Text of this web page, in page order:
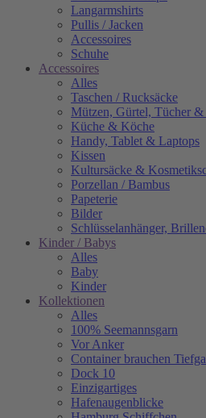
Langarmshirts
Pullis / Jacken
Accessoires
Schuhe
Accessoires
Alles
Taschen / Rucksäcke
Mützen, Gürtel, Tücher &
Küche & Köche
Handy, Tablet & Laptops
Kissen
Kultursäcke &
Porzellan / Bambus
Papeterie
Bilder
Schlüsselanhänger,
Kinder / Babys
Alles
Baby
Kinder
Kollektionen
Alles
100% Seemannsgarn
Vor Anker
Container brauchen
Dock 10
Einzigartiges
Hafenaugen­blicke